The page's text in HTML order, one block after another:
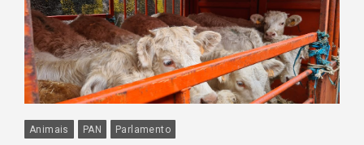
Animais PAN Parlamento